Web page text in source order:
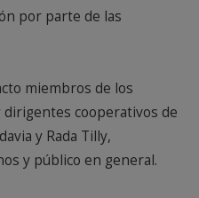
por parte de las
miembros de los
cooperativos de
y Rada Tilly,
y público en general.